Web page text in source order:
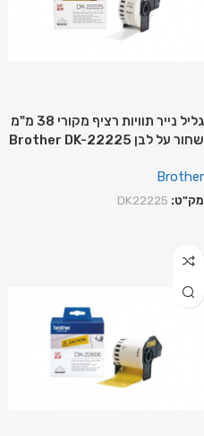
גליל נייר תוויות רציף מקורי 38 מ"מ
שחור על לבן Brother DK-22225
Brother
מק"ט: DK22225